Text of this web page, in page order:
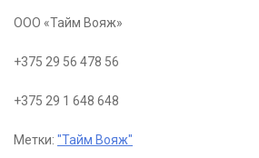
ООО «Тайм Вояж»
+375 29 56 478 56
+375 29 1 648 648
Метки: "Тайм Вояж"